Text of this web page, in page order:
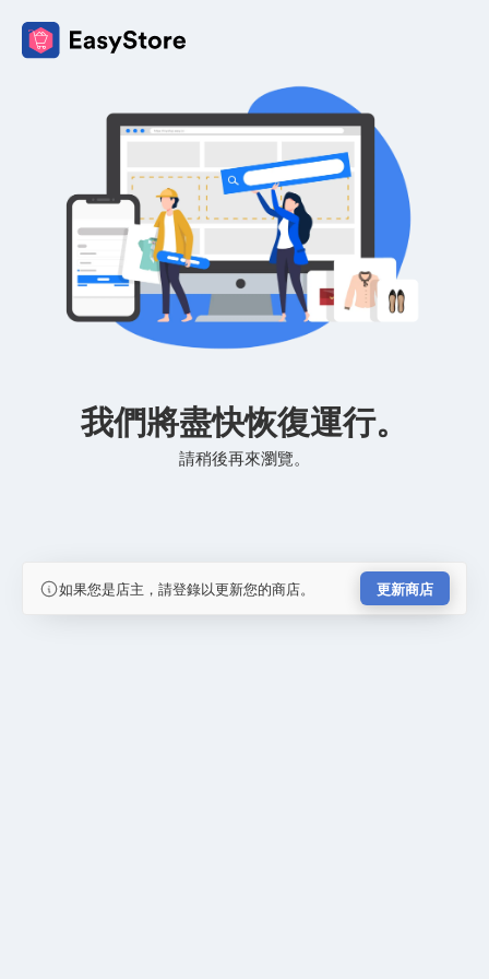
我們將盡快恢復運行。
請稍後再來瀏覽。
如果您是店主，請登錄以更新您的商店。 更新商店